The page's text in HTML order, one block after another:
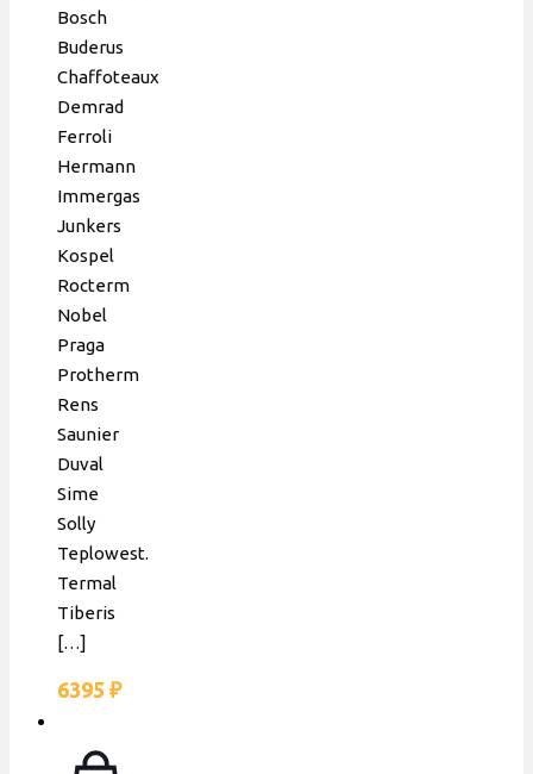
Bosch
Buderus
Chaffoteaux
Demrad
Ferroli
Hermann
Immergas
Junkers
Kospel
Rocterm
Nobel
Praga
Protherm
Rens
Saunier
Duval
Sime
Solly
Teplowest.
Termal
Tiberis
[…]
6395 ₽